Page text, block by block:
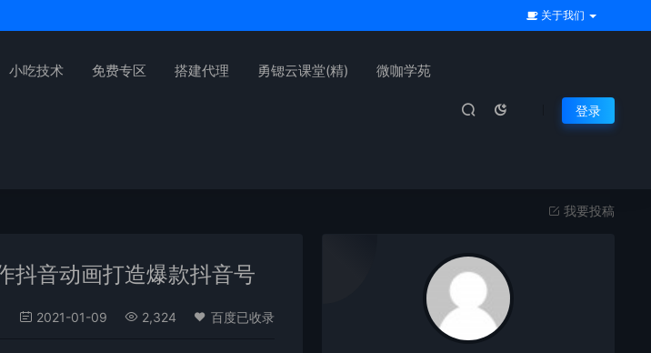
关于我们
小吃技术 免费专区 搭建代理 勇锶云课堂(精) 微咖学苑
登录
我要投稿
抖音动画打造爆款抖音号
2021-01-09 2,324 百度已收录